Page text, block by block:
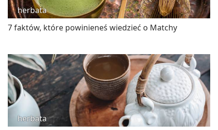
herbata
7 faktów, które powinieneś wiedzieć o Matchy
herbata